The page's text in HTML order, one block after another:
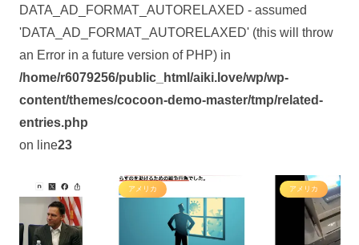
DATA_AD_FORMAT_AUTORELAXED - assumed
'DATA_AD_FORMAT_AUTORELAXED' (this will throw
an Error in a future version of PHP) in
/home/r6079256/public_html/aiki.love/wp/wp-
content/themes/cocoon-demo-master/tmp/related-
entries.php
on line23
アメリカ アメリカ